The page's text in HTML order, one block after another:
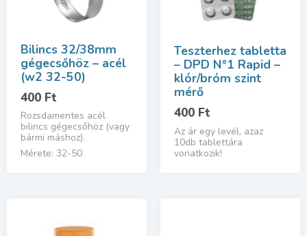
Bilincs 32/38mm
gégecsőhöz – acél
(w2 32-50)
400 Ft
Rozsdamentes acél
bilincs gégecsőhöz (vagy
bármi máshoz).
Mérete: 32-50
Teszterhez tabletta
– DPD N°1 Rapid –
klór/bróm szint
mérő
400 Ft
Az ár egy levél, azaz
10db tablettára
vonatkozik!